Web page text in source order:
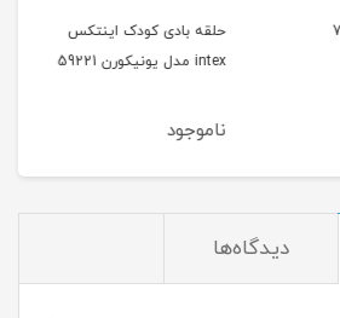
حلقه بادی کودک اینتکس
intex مدل یونیکورن 59221
ناموجود
دیدگاه‌ها